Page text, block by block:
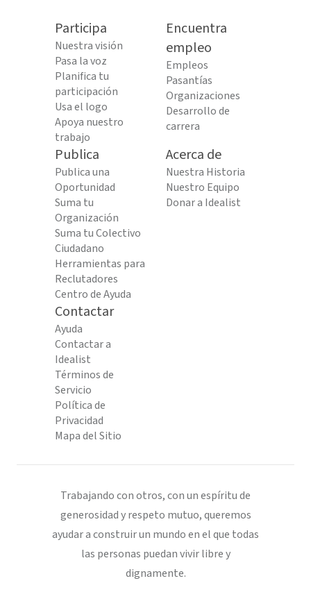
Participa
Nuestra visión
Pasa la voz
Planifica tu
participación
Usa el logo
Apoya nuestro
trabajo
Encuentra
empleo
Empleos
Pasantías
Organizaciones
Desarrollo de
carrera
Publica
Publica una
Oportunidad
Suma tu
Organización
Suma tu Colectivo
Ciudadano
Herramientas para
Reclutadores
Centro de Ayuda
Acerca de
Nuestra Historia
Nuestro Equipo
Donar a Idealist
Contactar
Ayuda
Contactar a
Idealist
Términos de
Servicio
Política de
Privacidad
Mapa del Sitio
Trabajando con otros, con un espíritu de
generosidad y respeto mutuo, queremos
ayudar a construir un mundo en el que todas
las personas puedan vivir libre y
dignamente.